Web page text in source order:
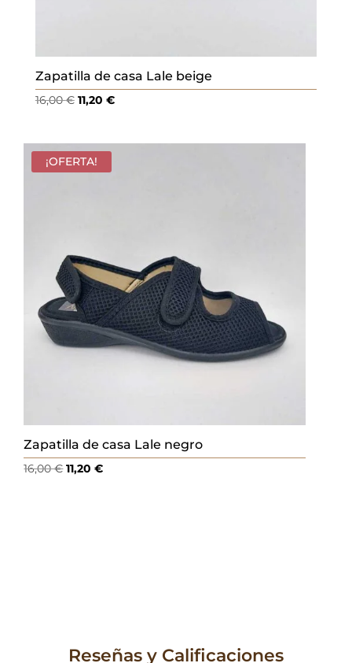
Zapatilla de casa Lale beige
16,00€ El
original
era:
11,20 €El
actual
¡OFERTA!
Zapatilla de casa Lale negro
16,00€El
11,20€El
Reseñas y Calificaciones